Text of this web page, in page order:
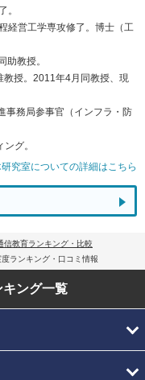
。
経営工学専攻修了。博士（工
教授。
授。2011年4月同教授、現
事務局参事官（インフラ・防
グ。
究室についての詳細はこちら
信教育ランキング・比較
ランキング・口コミ情報
キング一覧